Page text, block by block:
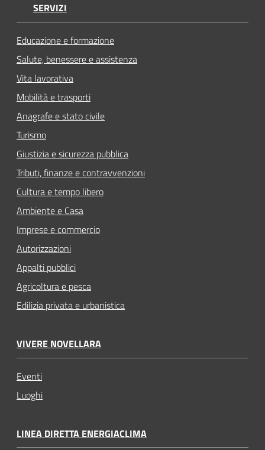
SERVIZI
Educazione e formazione
Salute, benessere e assistenza
Vita lavorativa
Mobilità e trasporti
Anagrafe e stato civile
Turismo
Giustizia e sicurezza pubblica
Tributi, finanze e contravvenzioni
Cultura e tempo libero
Ambiente e Casa
Imprese e commercio
Autorizzazioni
Appalti pubblici
Agricoltura e pesca
Edilizia privata e urbanistica
VIVERE NOVELLARA
Eventi
Luoghi
LINEA DIRETTA ENERGIACLIMA